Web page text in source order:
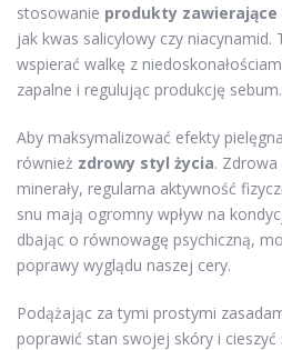
stosowanie produkty
jak kwas salicylowy czy niacynamid.
wspierać walkę z
zapalne i regulując produkcję sebum.
Aby maksymalizować efekty
również zdrowy styl życia.
minerały, regularna aktywność
snu mają ogromny wpływ na
dbając o równowagę psychiczną,
poprawy wyglądu naszej cery.
Podążając za tymi prostymi
poprawić stan swojej skóry i